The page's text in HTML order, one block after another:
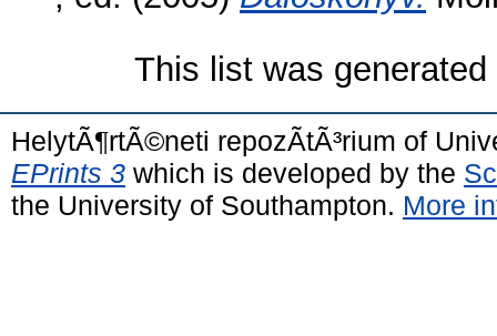
This list was
HelytÃ¶rtÃ©neti repozÃ­tÃ³rium of
EPrints 3 which is developed by the
the University of Southampton. More